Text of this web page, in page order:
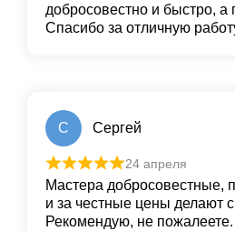
добросовестно и быстро, а
Спасибо за отличную
С Сергей
24 апреля
Мастера добросовестные,
и за честные цены делают
Рекомендую, не